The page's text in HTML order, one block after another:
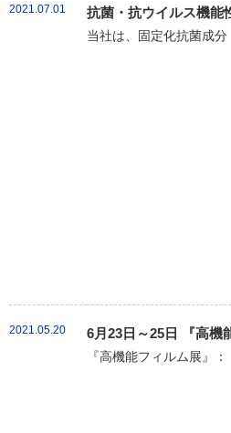
2021.07.01 抗菌・抗ウイルス機能
当社は、固定化抗菌成
2021.05.20 6月23日～25日 『高機
『高機能フィルム展』